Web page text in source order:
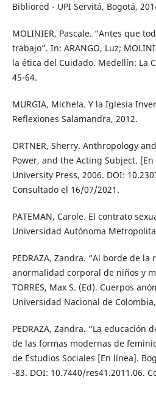
Bibliored - UPI Servitá, Bogotá,
MOLINIER, Pascale. “Antes que
trabajo”. In: ARANGO, Luz;
la ética del Cuidado. Medellín: La
45-64.
MURGIA, Michela. Y la Iglesia
Reflexiones Salamandra, 2012.
ORTNER, Sherry. Anthropology
Power, and the Acting Subject.
University Press, 2006. DOI:
Consultado el 16/07/2021.
PATEMAN, Carole. El contrato
Universidad Autónoma
PEDRAZA, Zandra. “Al borde de la
anormalidad corporal de niños y
TORRES, Max S. (Ed). Cuerpos
Universidad Nacional de
PEDRAZA, Zandra. “La educación
de las formas modernas de
de Estudios Sociales [En línea].
-83. DOI: 10.7440/res41.2011.06.